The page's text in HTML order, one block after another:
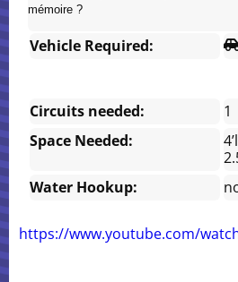
mémoire ?
Vehicle Required:
Circuits needed:
1
Space Needed:
Water Hookup:
https://www.youtube.com/